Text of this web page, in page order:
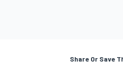
Share Or Save